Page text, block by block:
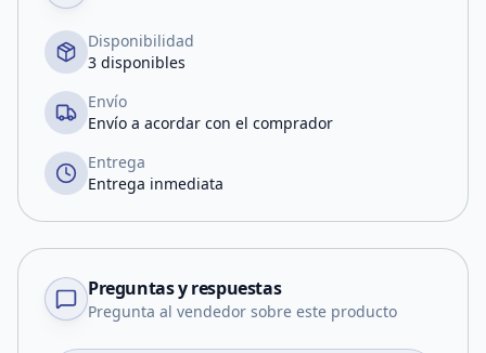
Disponibilidad
3 disponibles
Envío
Envío a acordar con el comprador
Entrega
Entrega inmediata
Preguntas y respuestas
Pregunta al vendedor sobre este producto